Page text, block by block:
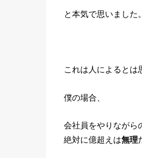
と本気で思いました。
これは人によるとは
僕の場合、
会社員をやりながら
絶対に億超えは無理